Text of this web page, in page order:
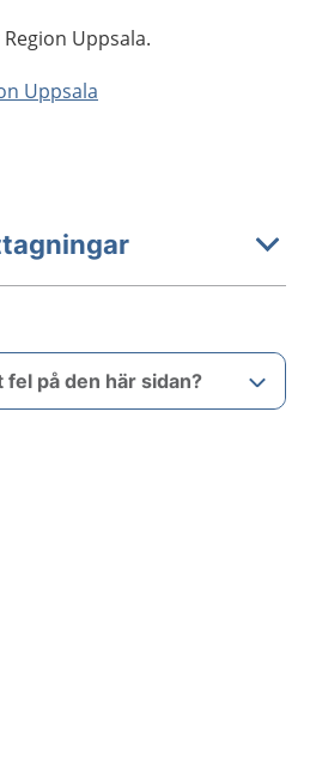
Uppsala.
Uppsala
på den här sidan?